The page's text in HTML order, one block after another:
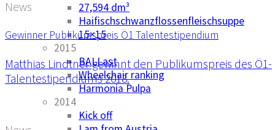
27,594 dm³
Haifischschwanzflossenfleischsuppe
15×15
2015
BALLast
Wheelchair ranking
Harmonia Pulpa
2014
Kick off
News
Gewinner Publikumspreis Ö1 Talentestipendium
Matthias Lindtner gewinnt den Publikumspreis des Ö1-
Talentestipendiums 2018.